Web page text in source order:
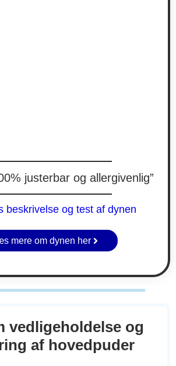
justerbar og allergivenlig”
beskrivelse og test af dynen
mere om dynen her
vedligeholdelse og
af hovedpuder